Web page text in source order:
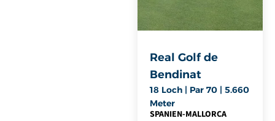
Real Golf de
Bendinat
18 Loch | Par 70 | 5.660
Meter
SPANIEN-MALLORCA